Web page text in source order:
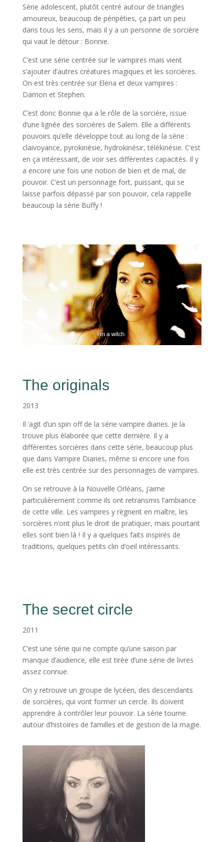
Série adolescent, plutôt centré autour de triangles
amoureux, beaucoup de péripéties, ça part un peu
dans tous les sens, mais il y a un personne de sorcière
qui vaut le détour : Bonnie.
C’est une série centrée sur le vampires mais vient
s’ajouter d’autres créatures magiques et les sorcières.
On est très centrée sur Elena et deux vampires :
Damon et Stephen.
C’est donc Bonnie qui a le rôle de la sorcière, issue
d’une lignée des sorcières de Salem. Elle a différents
pouvoirs qu’elle développe tout au long de la série :
claivoyance, pyrokinésie, hydrokinésir, télékinésie. C’est
en ça intéressant, de voir ses différentes capacités. Il y
a encore une fois une notion de bien et de mal, de
pouvoir. C’est un personnage fort, puissant, qui se
laisse parfois dépassé par son pouvoir, cela rappelle
beaucoup la série Buffy !
The originals
2013
Il ‘agit d’un spin off de la série vampire diaries. Je la
trouve plus élaborée que cette dernière. Il y a
différentes sorcières dans cette série, beaucoup plus
que dans Vampire Diaries, même si encore une fois
elle est très centrée sur des personnages de vampires.
On se retrouve à la Nouvelle Orléans, j’aime
particulièrement comme ils ont retransmis l’ambiance
de cette ville. Les vampires y règnent en maître, les
sorcières n’ont plus le droit de pratiquer, mais pourtant
elles sont bien là ! Il y a quelques faits inspirés de
traditions, quelques petits clin d’oeil intéressants.
The secret circle
2011
C’est une série qui ne compte qu’une saison par
manque d’audience, elle est tirée d’une série de livres
assez connue.
On y retrouve un groupe de lycéen, des descendants
de sorcières, qui vont former un cercle. Ils doivent
apprendre à contrôler leur pouvoir. La série tourne
autour d’histoires de familles et de gestion de la magie.